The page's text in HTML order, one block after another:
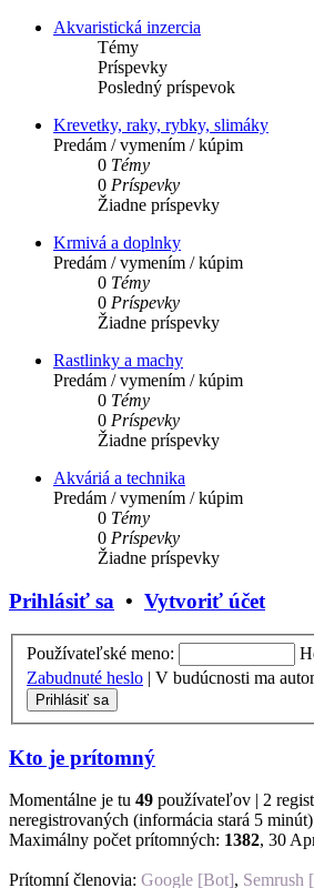
Akvaristická inzercia
Témy
Príspevky
Posledný príspevok
Krevetky, raky, rybky, slimáky
Predám / vymením / kúpim
0 Témy
0 Príspevky
Žiadne príspevky
Krmivá a doplnky
Predám / vymením / kúpim
0 Témy
0 Príspevky
Žiadne príspevky
Rastlinky a machy
Predám / vymením / kúpim
0 Témy
0 Príspevky
Žiadne príspevky
Akváriá a technika
Predám / vymením / kúpim
0 Témy
0 Príspevky
Žiadne príspevky
Prihlásiť sa • Vytvoriť účet
Používateľské meno:
Zabudnuté heslo | V budúcnosti ma
Kto je prítomný
Momentálne je tu 49 používateľov | 2
neregistrovaných (informácia stará 5 minút)
Maximálny počet prítomných: 1382, 30
Prítomní členovia: Google [Bot], Semrush